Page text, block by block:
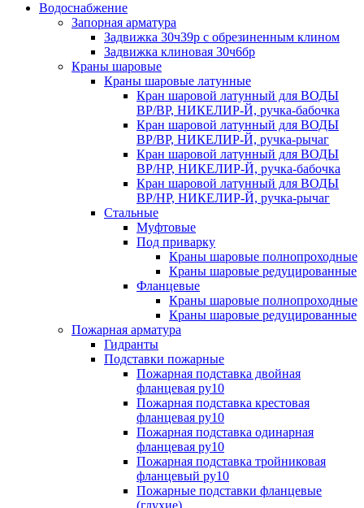
Водоснабжение
Запорная арматура
Задвижка 30ч39р с обрезиненным клином
Задвижка клиновая 30ч6бр
Краны шаровые
Краны шаровые латунные
Кран шаровой латунный для ВОДЫ
ВР/ВР, НИКЕЛИР-Й, ручка-бабочка
Кран шаровой латунный для ВОДЫ
ВР/ВР, НИКЕЛИР-Й, ручка-рычаг
Кран шаровой латунный для ВОДЫ
ВР/НР, НИКЕЛИР-Й, ручка-бабочка
Кран шаровой латунный для ВОДЫ
ВР/НР, НИКЕЛИР-Й, ручка-рычаг
Стальные
Муфтовые
Под приварку
Краны шаровые полнопроходные
Краны шаровые редуцированные
Фланцевые
Краны шаровые полнопроходные
Краны шаровые редуцированные
Пожарная арматура
Гидранты
Подставки пожарные
Пожарная подставка двойная
фланцевая ру10
Пожарная подставка крестовая
фланцевая ру10
Пожарная подставка одинарная
фланцевая ру10
Пожарная подставка тройниковая
фланцевый ру10
Пожарные подставки фланцевые
(глухие)